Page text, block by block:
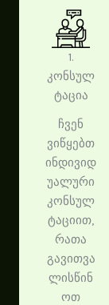
1.
კონსულ
ტაცია
ჩვენ
ვიწყებთ
ინდივიდ
უალური
კონსულ
ტაციით,
რათა
გავითვა
ლისწინ
ოთ